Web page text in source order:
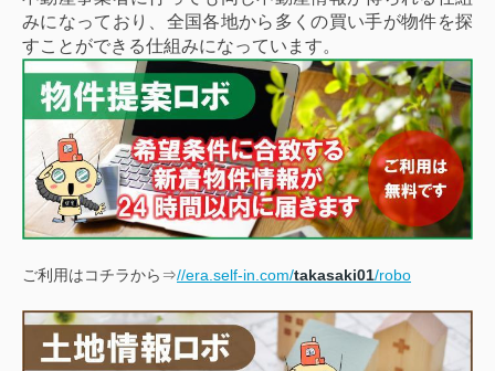
みになっており、全国各地から多くの買い手が物件を探
すことができる仕組みになっています。
ご利用はコチラから⇒//era.self-in.com/takasaki01/robo